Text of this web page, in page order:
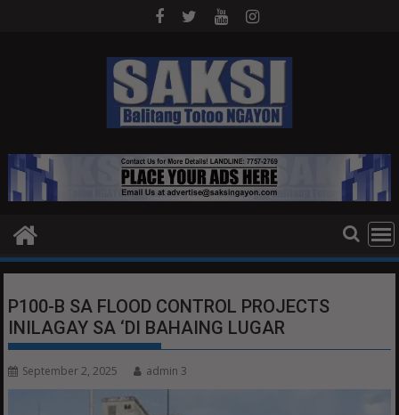
P100-B SA FLOOD CONTROL PROJECTS
INILAGAY SA ‘DI BAHAING LUGAR
September 2, 2025 admin 3